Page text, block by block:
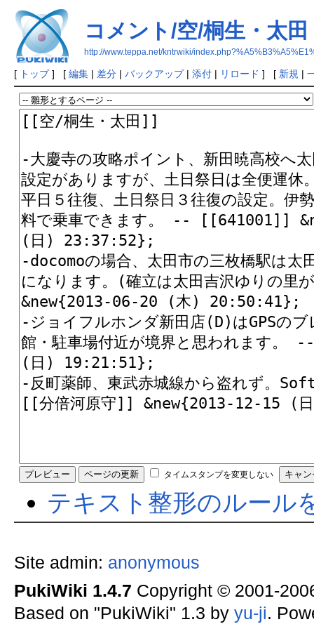
コメント/空/桐生・太田
http://www.teppa.net/kntrwiki/
[ トップ] [ 編集| 差分| バックアップ| 添付| リロード ] [ 新規 |
タイムスタンプを変更しない
テキスト整形のルール
Site admin: anonymous
PukiWiki 1.4.7 Copyright © 2001-
Based on "PukiWiki" 1.3 by yu-ji.